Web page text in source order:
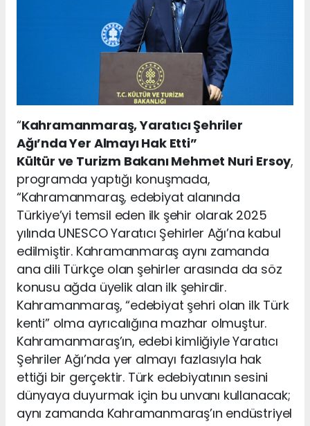
“Kahramanmaraş, Yaratıcı Şehriler
Ağı’nda Yer Almayı Hak Etti”
Kültür ve Turizm Bakanı Mehmet Nuri Ersoy,
programda yaptığı konuşmada,
“Kahramanmaraş, edebiyat alanında
Türkiye’yi temsil eden ilk şehir olarak 2025
yılında UNESCO Yaratıcı Şehirler Ağı’na kabul
edilmiştir. Kahramanmaraş aynı zamanda
ana dili Türkçe olan şehirler arasında da söz
konusu ağda üyelik alan ilk şehirdir.
Kahramanmaraş, “edebiyat şehri olan ilk Türk
kenti” olma ayrıcalığına mazhar olmuştur.
Kahramanmaraş’ın, edebi kimliğiyle Yaratıcı
Şehriler Ağı’nda yer almayı fazlasıyla hak
ettiği bir gerçektir. Türk edebiyatının sesini
dünyaya duyurmak için bu unvanı kullanacak;
aynı zamanda Kahramanmaraş’ın endüstriyel